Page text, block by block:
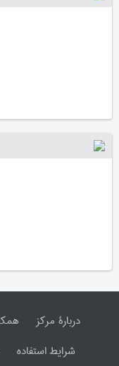
دربارۀ مرکز
شرایط استفاده